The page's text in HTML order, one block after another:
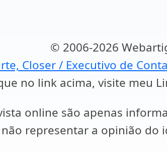
© 2006-2026
Closer / Executivo de
no link acima, visite meu
online são apenas
representar a opinião do